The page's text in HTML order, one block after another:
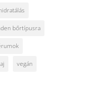
bőrtípusra
vegán